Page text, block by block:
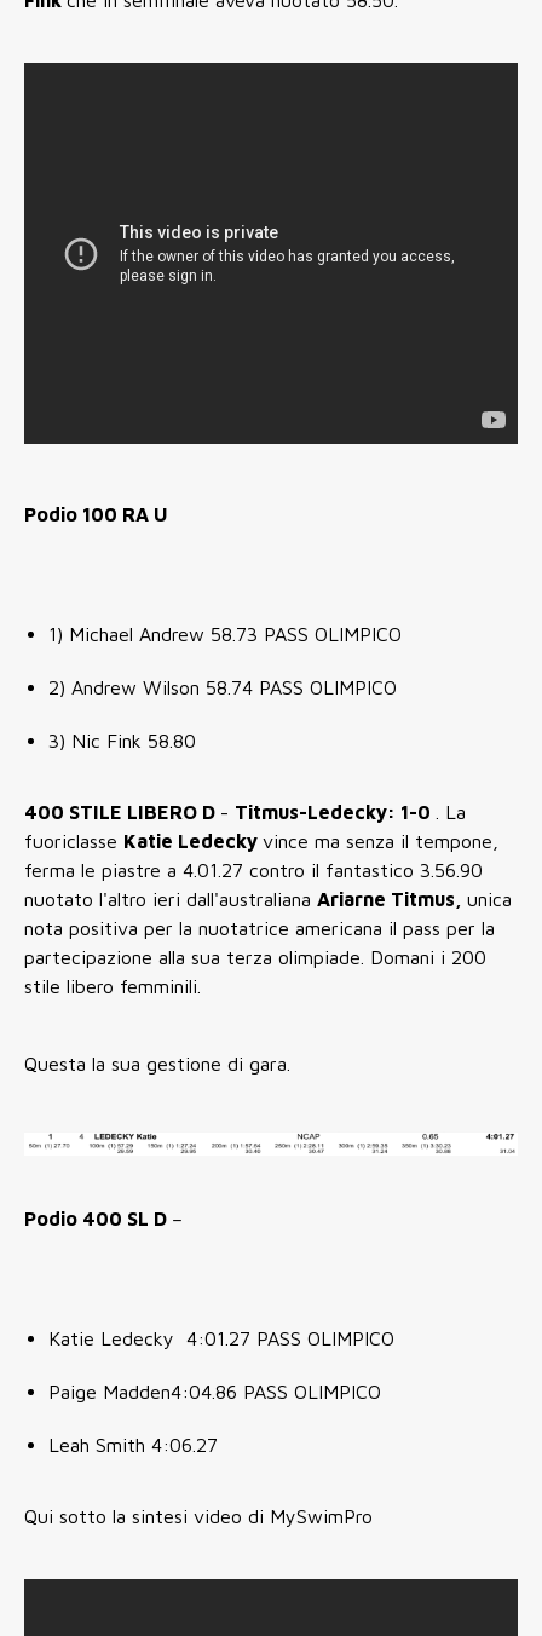
Podio 100 RA U
1) Michael Andrew 58.73 PASS OLIMPICO
2) Andrew Wilson 58.74 PASS OLIMPICO
3) Nic Fink 58.80
400 STILE LIBERO D - Titmus-Ledecky: 1-0
. La
fuoriclasse Katie Ledecky vince ma senza il tempone,
ferma le piastre a 4.01.27 contro il fantastico 3.56.90
nuotato l'altro ieri dall'australiana Ariarne Titmus, unica
nota positiva per la nuotatrice americana il pass per la
partecipazione alla sua terza olimpiade. Domani i 200
stile libero femminili.
Questa la sua gestione di gara.
Podio 400 SL D –
Katie Ledecky 4:01.27 PASS OLIMPICO
Paige Madden4:04.86 PASS OLIMPICO
Leah Smith 4:06.27
Qui sotto la sintesi video di MySwimPro